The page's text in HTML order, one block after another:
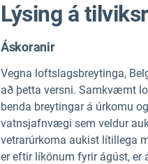
Lýsing á
Áskoranir
Vegna loftslagsbreytinga,
að þetta versni. Samkvæmt
benda breytingar á úrkomu
vatnsjafnvægi sem veldur
vetrarúrkoma aukist lítillega
er eftir líkönum fyrir ágúst, er